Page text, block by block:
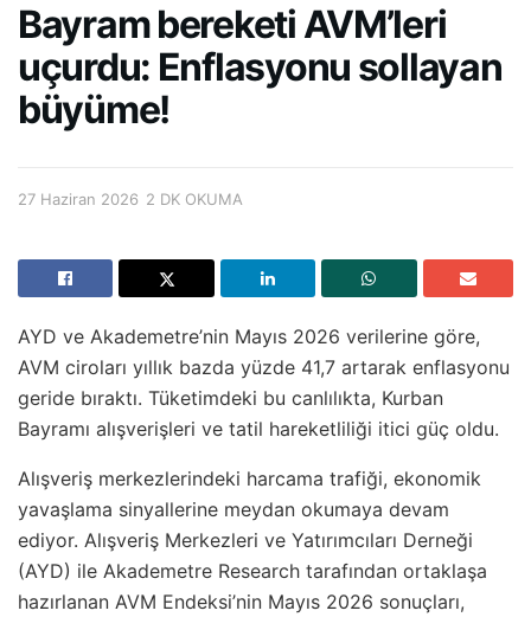
Bayram bereketi AVM’leri
uçurdu: Enflasyonu sollayan
büyüme!
27 Haziran 2026 2 DK OKUMA
AYD ve Akademetre’nin Mayıs 2026 verilerine göre,
AVM ciroları yıllık bazda yüzde 41,7 artarak enflasyonu
geride bıraktı. Tüketimdeki bu canlılıkta, Kurban
Bayramı alışverişleri ve tatil hareketliliği itici güç oldu.
Alışveriş merkezlerindeki harcama trafiği, ekonomik
yavaşlama sinyallerine meydan okumaya devam
ediyor. Alışveriş Merkezleri ve Yatırımcıları Derneği
(AYD) ile Akademetre Research tarafından ortaklaşa
hazırlanan AVM Endeksi’nin Mayıs 2026 sonuçları,